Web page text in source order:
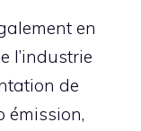
en
l’industrie
de
émission,